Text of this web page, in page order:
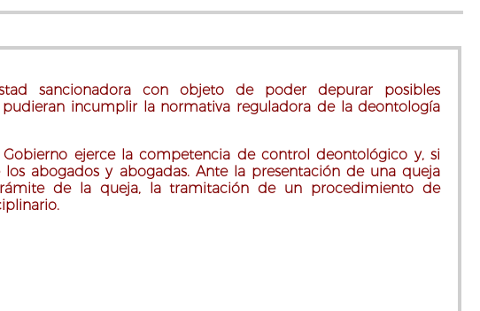
sancionadora con objeto de poder depurar posibles
incumplir la normativa reguladora de la deontología
ejerce la competencia de control deontológico y, si
abogados y abogadas. Ante la presentación de una queja
de la queja, la tramitación de un procedimiento de